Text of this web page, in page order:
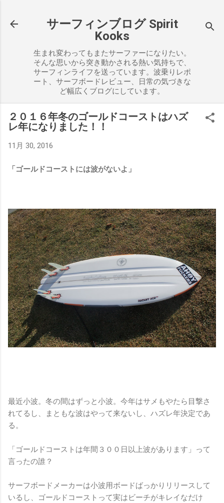
サーフィンブログ Spirit
Kooks
生まれ変わってもまたサーファーになりたい。
そんな思いから突き動かされる熱い気持ちで、
サーフィンライフを送っています。波乗りレポ
ート、サーフボードレビュー、日常の気づきな
ど幅広くブログにしています。
２０１６年冬のゴールドコーストはハズ
レ年になりました！！
11月 30, 2016
「ゴールドコーストには波がないよ」
最近小波。冬の間はずっと小波。今年はサメもやたら目撃さ
れてるし、まともな波はやって来ないし、ハズレ年決定であ
る。
「ゴールドコーストは年間３００日以上波があります」って
言ったの誰？
サーフボードメーカーは小波用ボードばっかりリリースして
いるし、ゴールドコーストって実はビーチがキレイなだけ